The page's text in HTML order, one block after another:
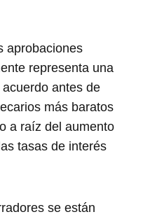
aprobaciones
representa una
antes de
más baratos
a raíz del aumento
tasas de interés
se están